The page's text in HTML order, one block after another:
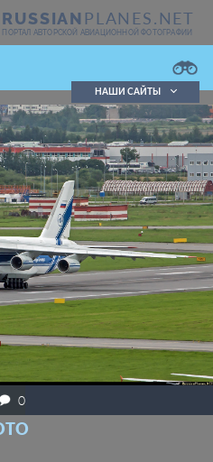
RUSSIAN PLANES.NET
ПОРТАЛ АВТОРСКОЙ АВИАЦИОННОЙ ФОТОГРАФИИ
Подробно
НАШИ САЙТЫ
0